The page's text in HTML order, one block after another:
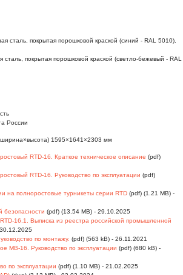
сталь, покрытая порошковой краской (синий - RAL 5010).
сталь, покрытая порошковой краской (светло-бежевый - RAL
России
1595×1641×2303 мм
RTD-16. Краткое техническое описание (pdf)
RTD-16. Руководство по эксплуатации (pdf)
на полноростовые турникеты серии RTD (pdf) (1.21 MB) -
безопасности (pdf) (13.54 MB) - 29.10.2025
16.1. Выписка из реестра российской промышленной
по монтажу. (pdf) (563 kB) - 26.11.2021
МВ-16. Руководство по эксплуатации (pdf) (680 kB) -
по эксплуатации (pdf) (1.10 MB) - 21.02.2025